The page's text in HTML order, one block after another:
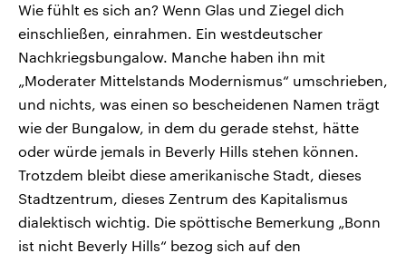
Wie fühlt es sich an? Wenn Glas und Ziegel dich
einschließen, einrahmen. Ein westdeutscher
Nachkriegsbungalow. Manche haben ihn mit
„Moderater Mittelstands Modernismus“ umschrieben,
und nichts, was einen so bescheidenen Namen trägt
wie der Bungalow, in dem du gerade stehst, hätte
oder würde jemals in Beverly Hills stehen können.
Trotzdem bleibt diese amerikanische Stadt, dieses
Stadtzentrum, dieses Zentrum des Kapitalismus
dialektisch wichtig. Die spöttische Bemerkung „Bonn
ist nicht Beverly Hills“ bezog sich auf den